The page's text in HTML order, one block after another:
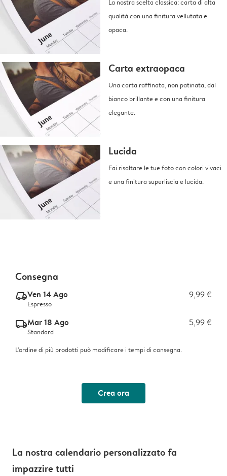
La nostra scelta classica: carta di alta
qualità con una finitura vellutata e
opaca.
Carta extraopaca
Una carta raffinata, non patinata, dal
bianco brillante e con una finitura
elegante.
Lucida
Fai risaltare le tue foto con colori vivaci
e una finitura superliscia e lucida.
Consegna
delivery_express_v2Ven 14 Ago 9,99 €
Espresso
delivery_standard_v2Mar 18 Ago 5,99 €
Standard
L'ordine di più prodotti può modificare i tempi di consegna.
Crea ora
La nostra calendario personalizzato fa
impazzire tutti